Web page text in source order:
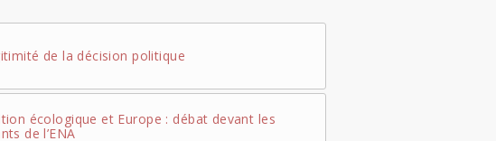
de la décision politique
écologique et Europe : débat devant les
de l’ENA